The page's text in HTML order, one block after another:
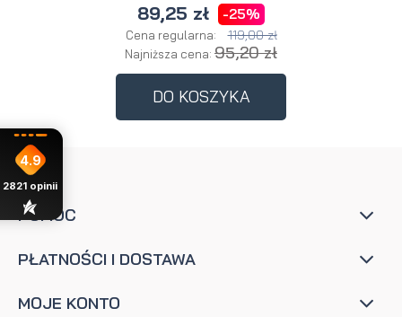
89,25 zł -25%
Cena regularna: 119,00 zł
Najniższa cena: 95,20 zł
DO KOSZYKA
POMOC
PŁATNOŚCI I DOSTAWA
MOJE KONTO
4.9
2821 opinii